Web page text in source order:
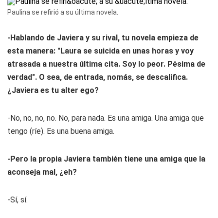
Paulina se refirió a su última novela.
-Hablando de Javiera y su rival, tu novela empieza de
esta manera: "Laura se suicida en unas horas y voy
atrasada a nuestra última cita. Soy lo peor. Pésima de
verdad". O sea, de entrada, nomás, se descalifica.
¿Javiera es tu alter ego?
-No, no, no, no. No, para nada. Es una amiga. Una amiga que
tengo (ríe). Es una buena amiga.
-Pero la propia Javiera también tiene una amiga que la
aconseja mal, ¿eh?
-Sí, sí.